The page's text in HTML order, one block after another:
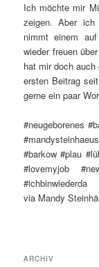
Ich möchte mir
zeigen. Aber
nimmt einem
wieder freuen
hat mir doch
ersten Beitrag
gerne ein paar
#neugeborenes
#barkow #plau
#lovemyjob
#ichbinwiederda
via Mandy
ARCHIV